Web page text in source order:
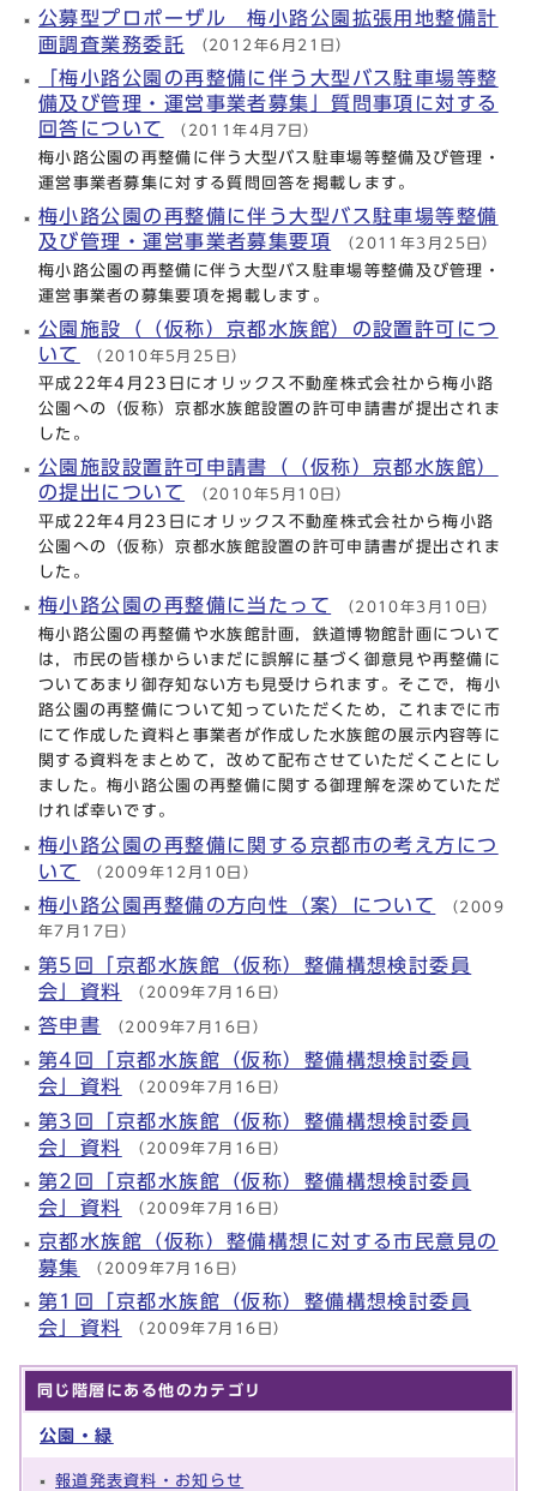
公募型プロポーザル 梅小路公園拡張用地整備計
画調査業務委託 （2012年6月21日）
「梅小路公園の再整備に伴う大型バス駐車場等整
備及び管理・運営事業者募集」質問事項に対する
回答について
（2011年4月7日）
梅小路公園の再整備に伴う大型バス駐車場等整備及び管理・
運営事業者募集に対する質問回答を掲載します。
梅小路公園の再整備に伴う大型バス駐車場等整備
及び管理・運営事業者募集要項
（2011年3月25日）
梅小路公園の再整備に伴う大型バス駐車場等整備及び管理・
運営事業者の募集要項を掲載します。
公園施設（（仮称）京都水族館）の設置許可につ
いて
（2010年5月25日）
平成22年4月23日にオリックス不動産株式会社から梅小路
公園への（仮称）京都水族館設置の許可申請書が提出されま
した。
公園施設設置許可申請書（（仮称）京都水族館）
の提出について
（2010年5月10日）
平成22年4月23日にオリックス不動産株式会社から梅小路
公園への（仮称）京都水族館設置の許可申請書が提出されま
した。
梅小路公園の再整備に当たって （2010年3月10日）
梅小路公園の再整備や水族館計画，鉄道博物館計画について
は，市民の皆様からいまだに誤解に基づく御意見や再整備に
ついてあまり御存知ない方も見受けられます。そこで，梅小
路公園の再整備について知っていただくため，これまでに市
にて作成した資料と事業者が作成した水族館の展示内容等に
関する資料をまとめて，改めて配布させていただくことにし
ました。梅小路公園の再整備に関する御理解を深めていただ
ければ幸いです。
梅小路公園の再整備に関する京都市の考え方につ
いて （2009年12月10日）
梅小路公園再整備の方向性（案）について （2009
年7月17日）
第5回「京都水族館（仮称）整備構想検討委員
会」資料 （2009年7月16日）
答申書 （2009年7月16日）
第4回「京都水族館（仮称）整備構想検討委員
会」資料 （2009年7月16日）
第3回「京都水族館（仮称）整備構想検討委員
会」資料 （2009年7月16日）
第2回「京都水族館（仮称）整備構想検討委員
会」資料 （2009年7月16日）
京都水族館（仮称）整備構想に対する市民意見の
募集 （2009年7月16日）
第1回「京都水族館（仮称）整備構想検討委員
会」資料 （2009年7月16日）
同じ階層にある他のカテゴリ
公園・緑
報道発表資料・お知らせ